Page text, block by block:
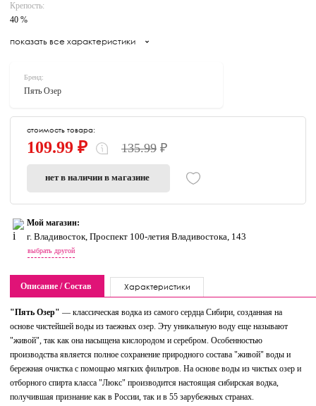
Крепость:
40 %
показать все характеристики
Бренд:
Пять Озер
стоимость товара:
109.99 ₽ 135.99 ₽
нет в наличии в магазине
Мой магазин:
г. Владивосток, Проспект 100-летия Владивостока, 143
выбрать другой
Описание / Состав Характеристики
"Пять Озер" — классическая водка из самого сердца Сибири, созданная на
основе чистейшей воды из таежных озер. Эту уникальную воду еще называют
"живой", так как она насыщена кислородом и серебром. Особенностью
производства является полное сохранение природного состава "живой" воды и
бережная очистка с помощью мягких фильтров. На основе воды из чистых озер и
отборного спирта класса "Люкс" производится настоящая сибирская водка,
получившая признание как в России, так и в 55 зарубежных странах.